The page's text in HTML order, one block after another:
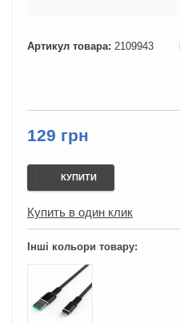
Артикул товара: 2109943
129 грн
КУПИТИ
Купить в один клик
Інші кольори товару: